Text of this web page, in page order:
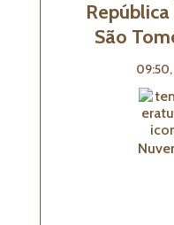
São
09:50,